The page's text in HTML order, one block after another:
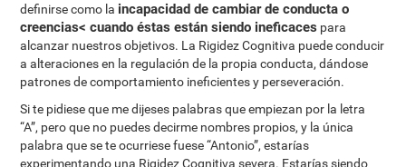
definirse como la incapacidad de cambiar de conducta o
creencias< cuando éstas están siendo ineficaces para
alcanzar nuestros objetivos. La Rigidez Cognitiva puede conducir
a alteraciones en la regulación de la propia conducta, dándose
patrones de comportamiento ineficientes y perseveración.
Si te pidiese que me dijeses palabras que empiezan por la letra
“A”, pero que no puedes decirme nombres propios, y la única
palabra que se te ocurriese fuese “Antonio”, estarías
experimentando una Rigidez Cognitiva severa. Estarías siendo